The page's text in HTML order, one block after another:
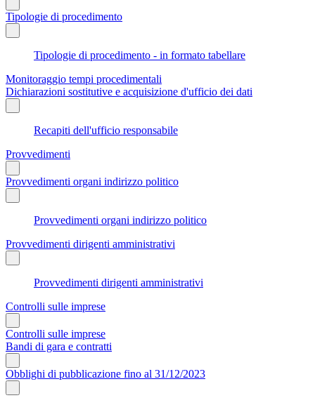
Tipologie di procedimento
Tipologie di procedimento - in formato tabellare
Monitoraggio tempi procedimentali
Dichiarazioni sostitutive e acquisizione d'ufficio dei dati
Recapiti dell'ufficio responsabile
Provvedimenti
Provvedimenti organi indirizzo politico
Provvedimenti organi indirizzo politico
Provvedimenti dirigenti amministrativi
Provvedimenti dirigenti amministrativi
Controlli sulle imprese
Controlli sulle imprese
Bandi di gara e contratti
Obblighi di pubblicazione fino al 31/12/2023